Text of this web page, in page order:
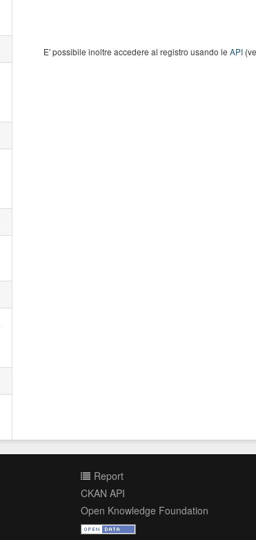
E' possibile inoltre accedere al registro usando le API
Report
CKAN API
Open Knowledge Foundation